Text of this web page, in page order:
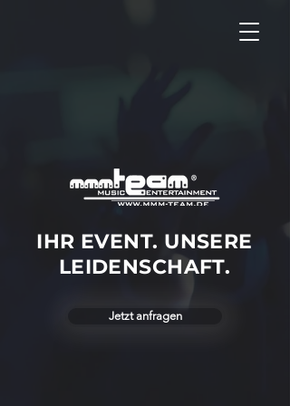
IHR EVENT. UNSERE
LEIDENSCHAFT.
Jetzt anfragen